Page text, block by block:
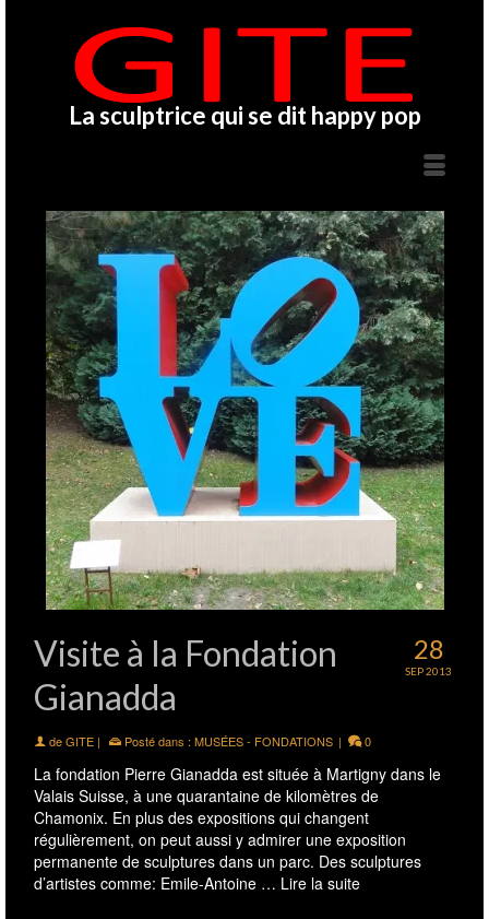
La sculptrice qui se dit happy pop
28
SEP 2013
Visite à la Fondation
Gianadda
deGITE | Posté dans : MUSÉES - FONDATIONS | 0
La fondation Pierre Gianadda est située à Martigny dans le
Valais Suisse, à une quarantaine de kilomètres de
Chamonix. En plus des expositions qui changent
régulièrement, on peut aussi y admirer une exposition
permanente de sculptures dans un parc. Des sculptures
d’artistes comme: Emile-Antoine … Lire la suite